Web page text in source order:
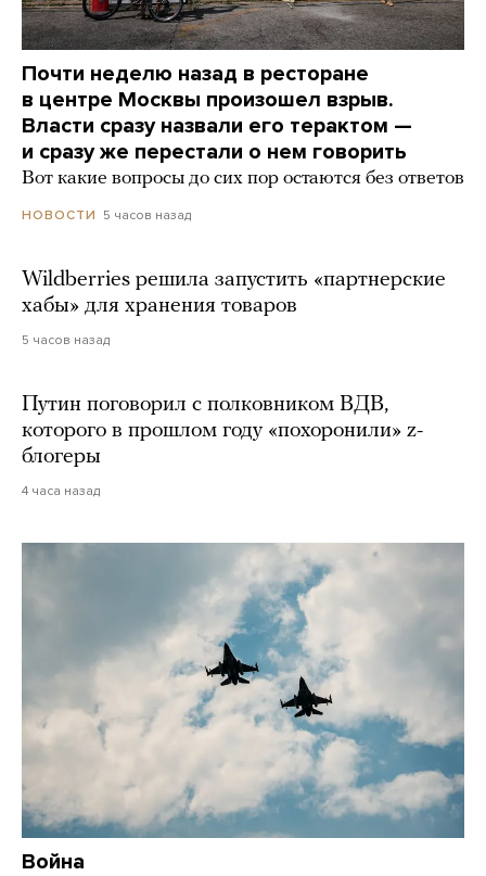
Почти неделю назад в ресторане
в центре Москвы произошел взрыв.
Власти сразу назвали его терактом —
и сразу же перестали о нем говорить
Вот какие вопросы до сих пор остаются без ответов
НОВОСТИ 5 часов назад
Wildberries решила запустить «партнерские
хабы» для хранения товаров
5 часов назад
Путин поговорил с полковником ВДВ,
которого в прошлом году «похоронили» z-
блогеры
4 часа назад
Война